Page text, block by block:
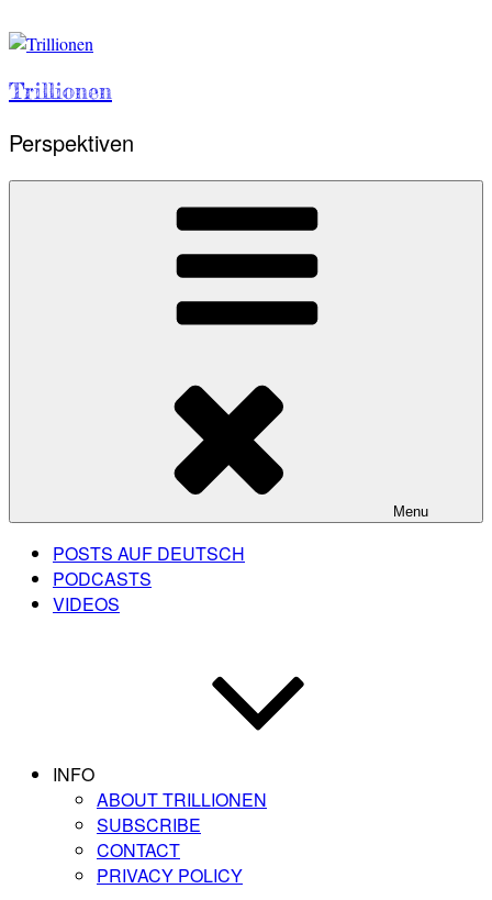
to
Trillionen
Perspektiven
Menu
POSTS AUF DEUTSCH
PODCASTS
VIDEOS
INFO
ABOUT TRILLIONEN
SUBSCRIBE
CONTACT
PRIVACY POLICY